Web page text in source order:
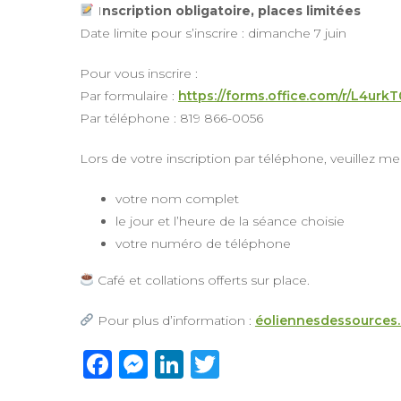
Inscription obligatoire, places limitées
Date limite pour s’inscrire : dimanche 7 juin
Pour vous inscrire :
Par formulaire : https://forms.office.com/r/
Par téléphone : 819 866-0056
Lors de votre inscription par téléphone, veuillez
votre nom complet
le jour et l’heure de la séance choisie
votre numéro de téléphone
Café et collations offerts sur place.
Pour plus d’information :
Facebook
Messenger
LinkedIn